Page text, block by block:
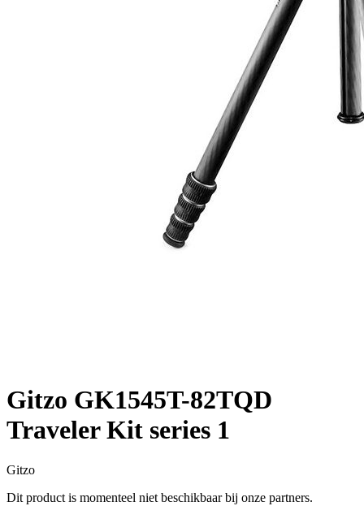
Gitzo GK1545T-82TQD
Traveler Kit series 1
Gitzo
Dit product is momenteel niet beschikbaar bij onze partners.